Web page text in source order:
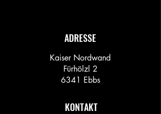
ADRESSE
Kaiser Nordwand
Fürhölzl 2
6341 Ebbs
KONTAKT